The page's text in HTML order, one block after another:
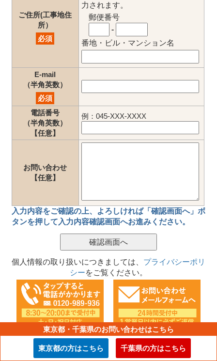
ご住所(工事地住
所）
必須
力されます。
郵便番号
-
番地・ビル・マンション名
E-mail
（半角英数）
必須
電話番号
（半角英数）
【任意】
例：045-XXX-XXXX
お問い合わせ
【任意】
入力内容をご確認の上、
よろしければ「確認画面へ」ボ
タンを押して 入力内容確認画面へお進みください。
個人情報の取り扱いにつきましては、 プライバシーポリ
シーをご覧ください。
東京都・千葉県のお問い合わせはこちら
東京都の方はこちら 千葉県の方はこちら